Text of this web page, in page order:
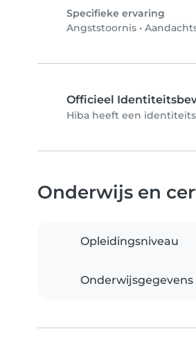
Specifieke ervaring
Angststoornis •
Officieel
Hiba heeft een
Onderwijs en
Opleidingsniveau
Onderwijsgegevens